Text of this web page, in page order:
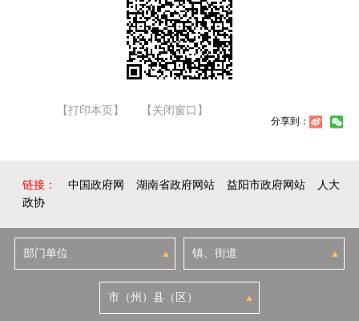
【打印本页】 【关闭窗口】
分享到：
链接： 中国政府网 湖南省政府网站 益阳市政府网站
人大
政协